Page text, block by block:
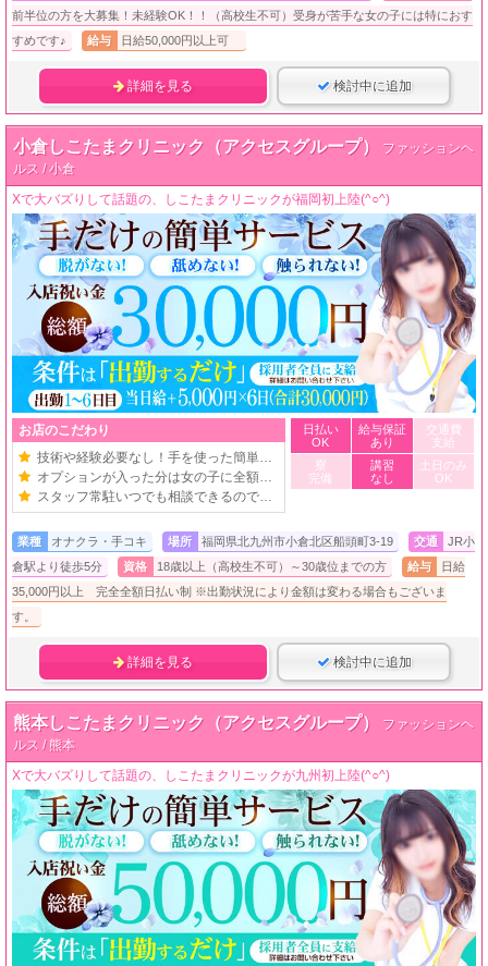
前半位の方を大募集！未経験OK！！（高校生不可）受身が苦手な女の子には特におす
すめです♪
給与 日給50,000円以上可
詳細を見る 検討中に追加
小倉しこたまクリニック（アクセスグループ）
ファッションヘ
ルス / 小倉
Xで大バズりして話題の、しこたまクリニックが福岡初上陸(^○^)
お店のこだわり
技術や経験必要なし！手を使った簡単お仕事
オプションが入った分は女の子に全額バック
スタッフ常駐いつでも相談できるので安心！
日払い
OK
給与保証
あり
交通費
支給
寮
完備
講習
なし
土日のみ
OK
業種 オナクラ・手コキ 場所 福岡県北九州市小倉北区船頭町3-19 交通
JR小
倉駅より徒歩5分
資格 18歳以上（高校生不可）～30歳位までの方 給与
日給
35,000円以上 完全全額日払い制 ※出勤状況により金額は変わる場合もございま
す。
詳細を見る 検討中に追加
熊本しこたまクリニック（アクセスグループ）
ファッションヘ
ルス / 熊本
Xで大バズりして話題の、しこたまクリニックが九州初上陸(^○^)